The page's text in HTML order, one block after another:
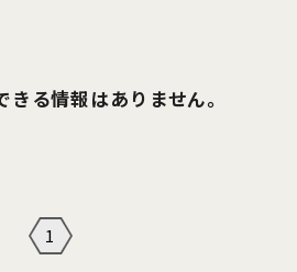
る情報はありません。
1